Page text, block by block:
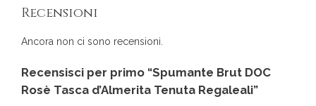
Recensioni
Ancora non ci sono recensioni.
Recensisci per primo “Spumante Brut DOC
Rosè Tasca d’Almerita Tenuta Regaleali”